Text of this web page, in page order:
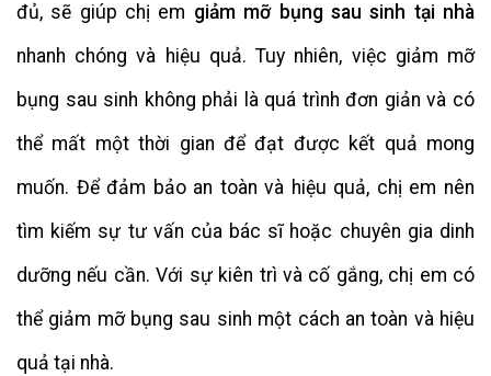
đủ, sẽ giúp chị em giảm mỡ bụng sau sinh tại nhà
nhanh chóng và hiệu quả. Tuy nhiên, việc giảm mỡ
bụng sau sinh không phải là quá trình đơn giản và có
thể mất một thời gian để đạt được kết quả mong
muốn. Để đảm bảo an toàn và hiệu quả, chị em nên
tìm kiếm sự tư vấn của bác sĩ hoặc chuyên gia dinh
dưỡng nếu cần. Với sự kiên trì và cố gắng, chị em có
thể giảm mỡ bụng sau sinh một cách an toàn và hiệu
quả tại nhà.